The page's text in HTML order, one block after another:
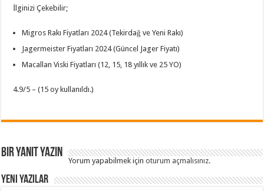
İlginizi Çekebilir;
Migros Rakı Fiyatları 2024 (Tekirdağ ve Yeni Rakı)
Jagermeister Fiyatları 2024 (Güncel Jager Fiyatı)
Macallan Viski Fiyatları (12, 15, 18 yıllık ve 25 YO)
4.9/5 – (15 oy kullanıldı.)
Bir yanıt yazın
Yorum yapabilmek içinoturum açmalısınız.
Yeni Yazılar